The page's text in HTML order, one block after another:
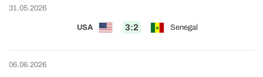
31.05.2026
USA 3:2 Senegal
06.06.2026